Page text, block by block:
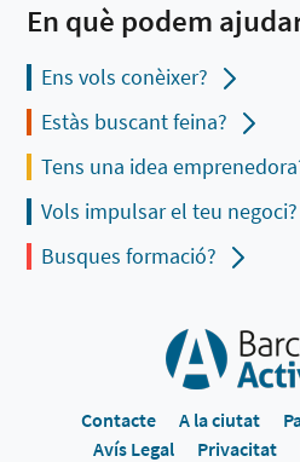
En què podem
Ens vols conèixer?
Estàs buscant feina?
Tens una idea
Vols impulsar el teu negoci?
Busques formació?
Contacte A la ciutat
Avís Legal
Privacitat